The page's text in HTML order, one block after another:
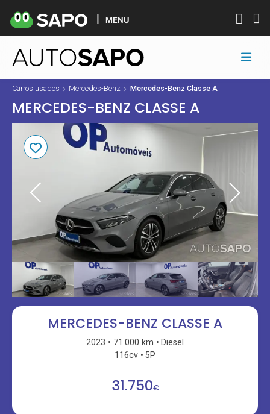
MENU
Carros usados Mercedes-Benz Mercedes-Benz Classe A
MERCEDES-BENZ CLASSE A
MERCEDES-BENZ CLASSE A
2023 71.000 km
Diesel
116cv
5P
31.750€